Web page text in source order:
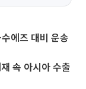
에즈 대비 운송
속 아시아 수출